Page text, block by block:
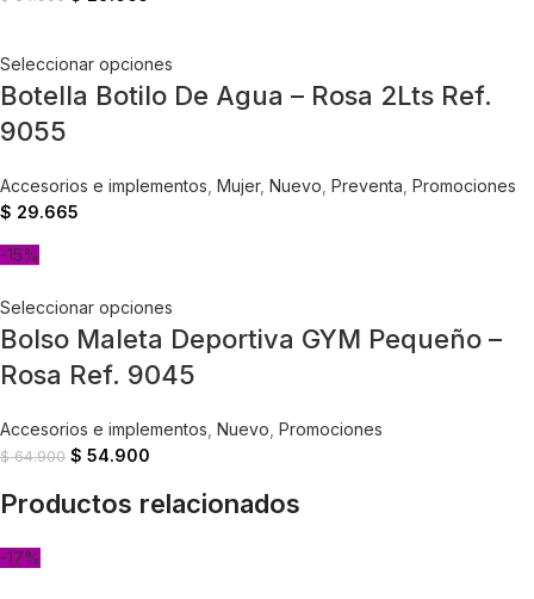
Seleccionar opciones
Botella Botilo De Agua – Rosa 2Lts Ref.
9055
Accesorios e implementos Mujer, Nuevo Preventa Promociones
$ 29.665
-15%
Seleccionar opciones
Bolso Maleta Deportiva GYM Pequeño –
Rosa Ref. 9045
Accesorios e implementos Nuevo Promociones
$64.900 $ 54.900
Productos relacionados
-17%